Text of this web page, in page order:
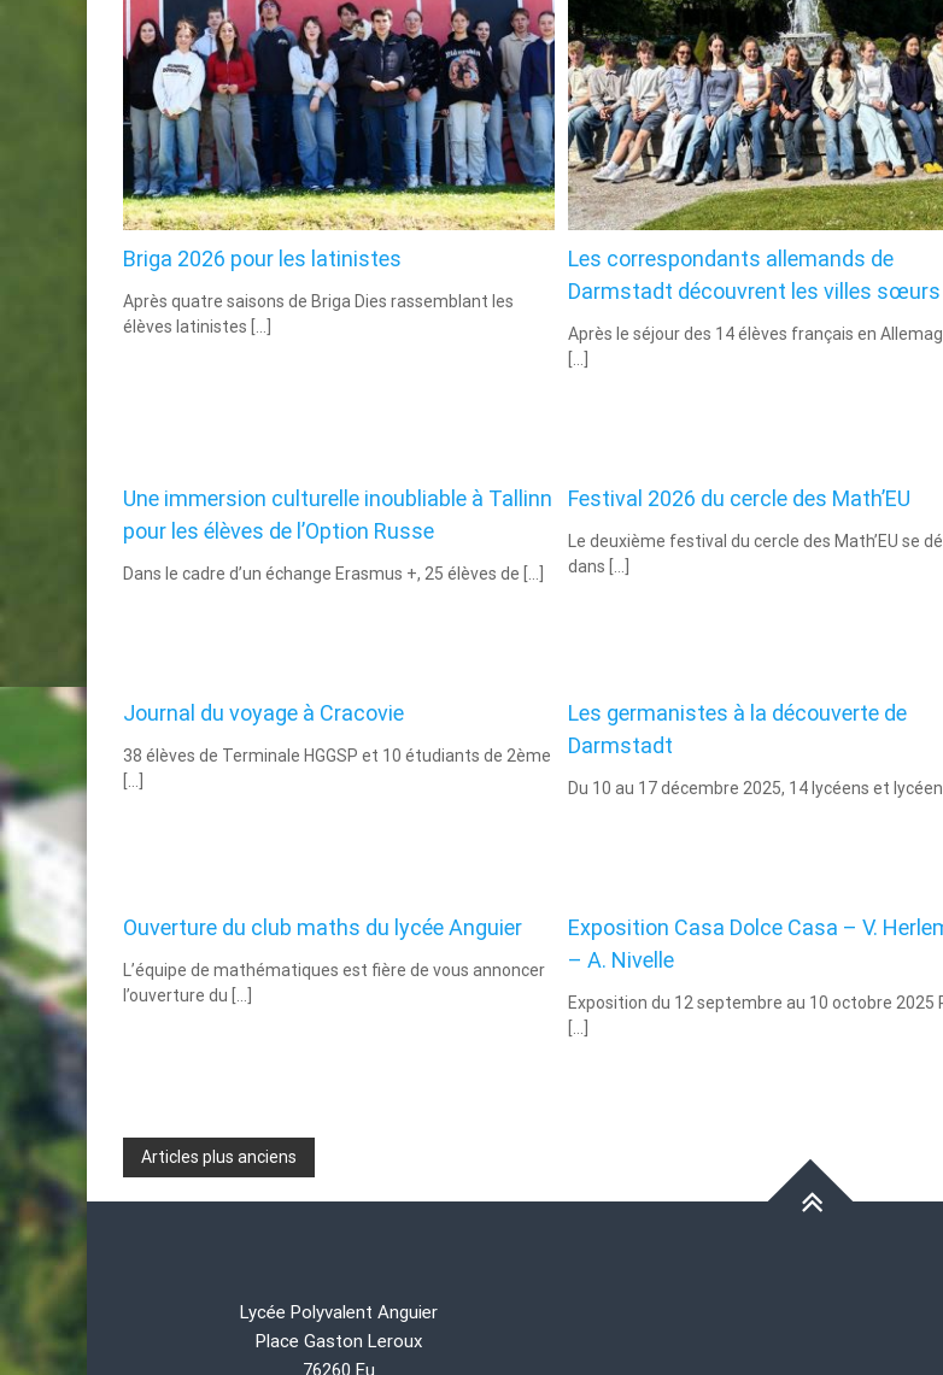
Briga 2026 pour les latinistes
Après quatre saisons de Briga Dies rassemblant les
élèves latinistes […]
Les correspondants allemands de
Darmstadt découvrent les villes sœurs
Après le séjour des 14 élèves français en
[…]
Une immersion culturelle inoubliable à Tallinn
pour les élèves de l’Option Russe
Dans le cadre d’un échange Erasmus +, 25 élèves de […]
Festival 2026 du cercle des Math’EU
Le deuxième festival du cercle des Math’EU se
dans […]
Journal du voyage à Cracovie
38 élèves de Terminale HGGSP et 10 étudiants de 2ème
[…]
Les germanistes à la découverte de
Darmstadt
Du 10 au 17 décembre 2025, 14 lycéens et
Ouverture du club maths du lycée Anguier
L’équipe de mathématiques est fière de vous annoncer
l’ouverture du […]
Exposition Casa Dolce Casa – V.
– A. Nivelle
Exposition du 12 septembre au 10 octobre 2025
[…]
Navigation
des
Articles plus anciens
Lycée Polyvalent Anguier
Place Gaston Leroux
76260 Eu